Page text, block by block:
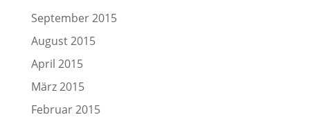
September 2015
August 2015
April 2015
März 2015
Februar 2015